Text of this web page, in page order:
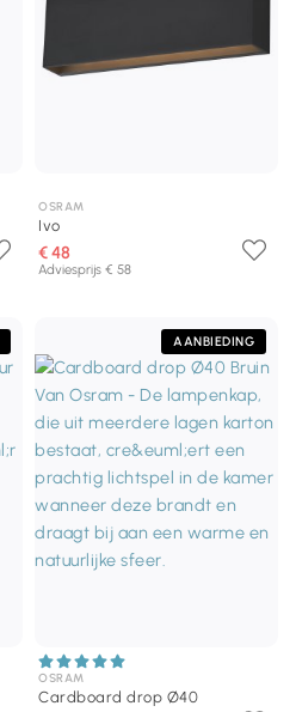
OSRAM
Ivo
€ 48
Adviesprijs € 58
AANBIEDING
OSRAM
Cardboard drop Ø40